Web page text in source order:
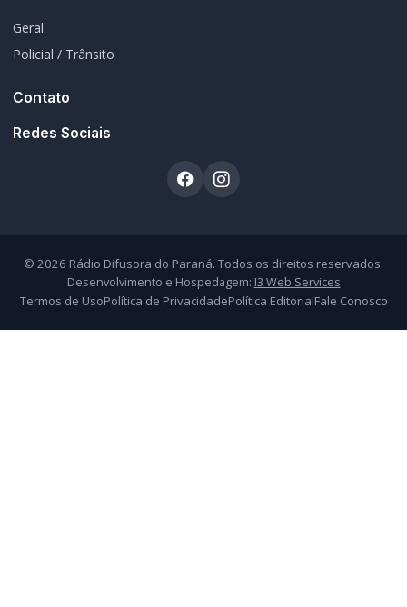
Geral
Policial / Trânsito
Contato
Redes Sociais
© 2026 Rádio Difusora do Paraná. Todos os direitos reservados.
Desenvolvimento e Hospedagem: I3 Web Services
Termos de UsoPolítica de PrivacidadePolítica EditorialFale Conosco